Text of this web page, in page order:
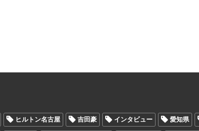
ヒルトン名古屋 吉田豪 インタビュー 愛知県